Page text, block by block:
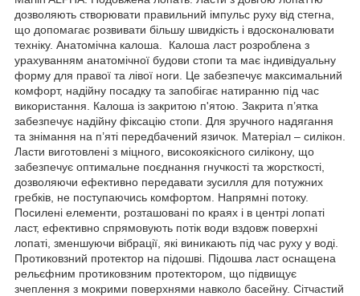
дозволяють створювати правильний імпульс руху від стегна,
що допомагає розвивати більшу швидкість і вдосконалювати
техніку. Анатомічна калоша. Калоша ласт розроблена з
урахуванням анатомічної будови стопи та має індивідуальну
форму для правої та лівої ноги. Це забезпечує максимальний
комфорт, надійну посадку та запобігає натиранню під час
використання. Калоша із закритою п'ятою. Закрита п’ятка
забезпечує надійну фіксацію стопи. Для зручного надягання
та знімання на п’яті передбачений язичок. Матеріал – силікон.
Ласти виготовлені з міцного, високоякісного силікону, що
забезпечує оптимальне поєднання гнучкості та жорсткості,
дозволяючи ефективно передавати зусилля для потужних
гребків, не поступаючись комфортом. Напрямні потоку.
Посилені елементи, розташовані по краях і в центрі лопаті
ласт, ефективно спрямовують потік води вздовж поверхні
лопаті, зменшуючи вібрації, які виникають під час руху у воді.
Протиковзний протектор на підошві. Підошва ласт оснащена
рельєфним протиковзним протектором, що підвищує
зчеплення з мокрими поверхнями навколо басейну. Сітчастий